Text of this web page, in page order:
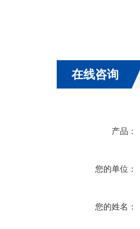
在线咨询
产品：
您的单位：
您的姓名：